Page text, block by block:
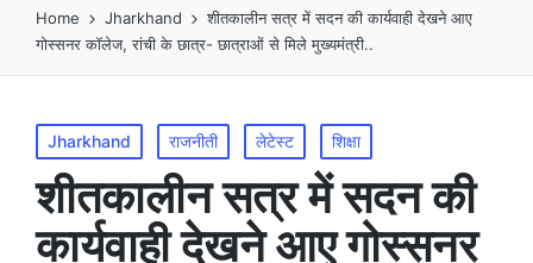
Home Jharkhand
शीतकालीन सत्र में सदन की कार्यवाही देखने आए
गोस्सनर कॉलेज, रांची के छात्र- छात्राओं से मिले मुख्यमंत्री..
Posted
in
Jharkhand राजनीती लेटेस्ट शिक्षा
शीतकालीन सत्र में सदन की
कार्यवाही देखने आए गोस्सनर